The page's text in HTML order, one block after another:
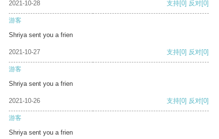
2021-10-28 支持[0] 反对[0]
游客
Shriya sent you a frien
2021-10-27 支持[0] 反对[0]
游客
Shriya sent you a frien
2021-10-26 支持[0] 反对[0]
游客
Shriya sent you a frien